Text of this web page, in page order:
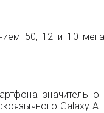
50, 12 и 10